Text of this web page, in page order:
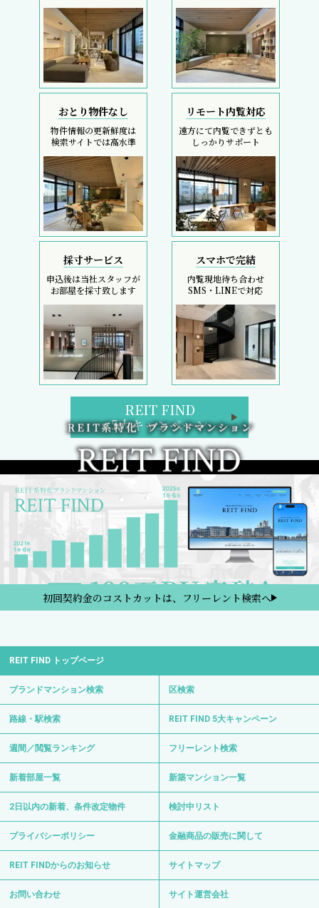
おとり物件なし
物件情報の更新鮮度は
検索サイトでは高水準
リモート内覧対応
遠方にて内覧できずとも
しっかりサポート
採寸サービス
申込後は当社スタッフが
お部屋を採寸致します
スマホで完結
内覧現地待ち合わせ
SMS・LINEで対応
REIT FIND
5大キャンペーン
初回契約金のコストカットは、フリーレント検索へ
REIT FIND トップページ
ブランドマンション検索 区検索
路線・駅検索 REIT FIND 5大キャンペーン
週間／閲覧ランキング フリーレント検索
新着部屋一覧 新築マンション一覧
2日以内の新着、条件改定物件 検討中リスト
プライバシーポリシー 金融商品の販売に関して
REIT FINDからのお知らせ サイトマップ
お問い合わせ サイト運営会社